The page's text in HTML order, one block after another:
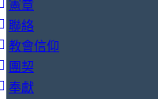
憲章
聯絡
教會信仰
團契
奉獻